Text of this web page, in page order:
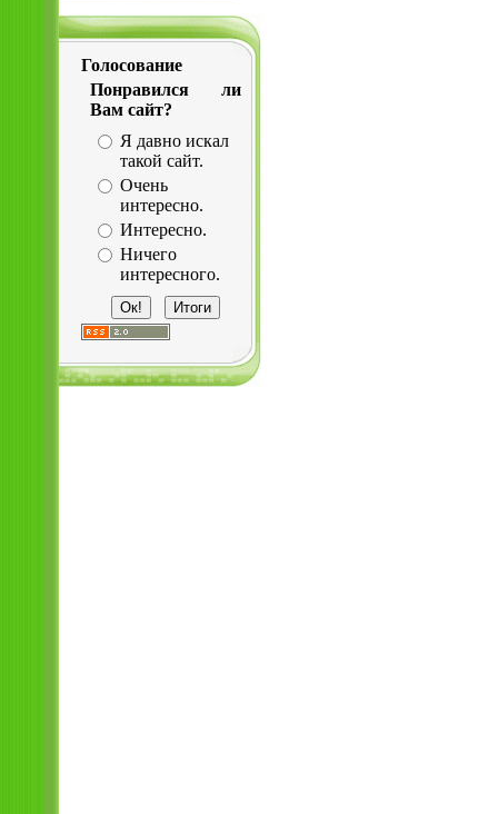
Голосование
Понравился ли
Вам сайт?
Я давно искал
такой сайт.
Очень
интересно.
Интересно.
Ничего
интересного.